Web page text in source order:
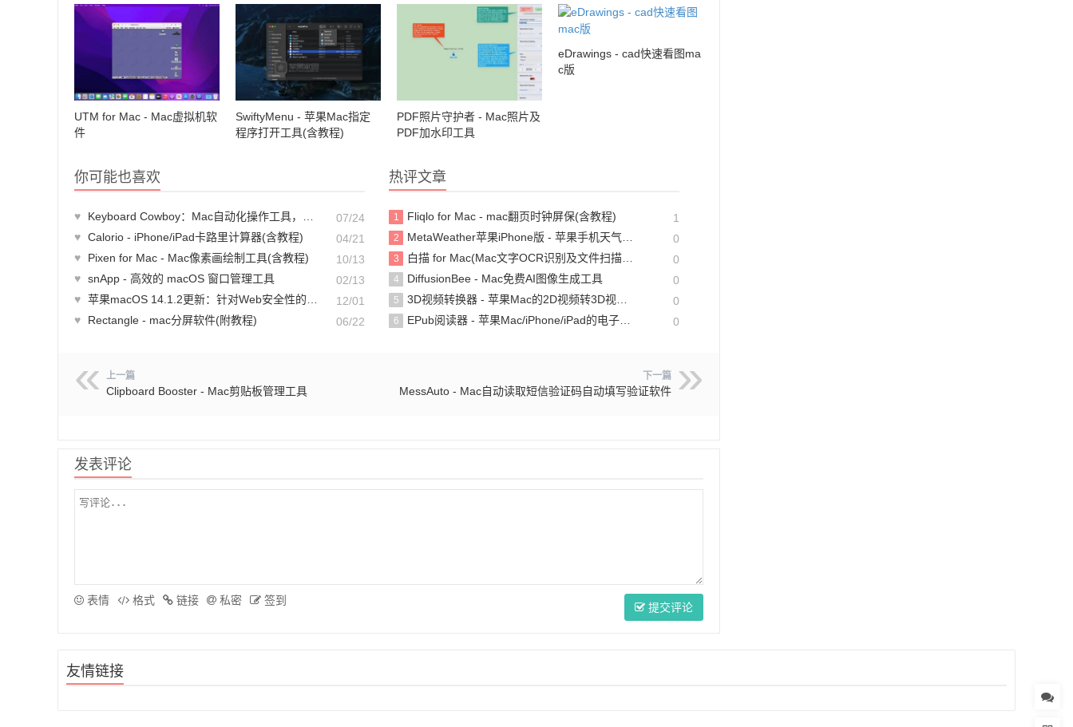
UTM for Mac - Mac虚拟机软
件
SwiftyMenu - 苹果Mac指定
程序打开工具(含教程)
PDF照片守护者 - Mac照片及
PDF加水印工具
eDrawings - cad快速看图ma
c版
你可能也喜欢
♥ Keyboard Cowboy：Mac自动化操作工具，提升macOS生产力
07/24
♥ Calorio - iPhone/iPad卡路里计算器(含教程)
04/21
♥
Pixen for Mac - Mac像素画绘制工具(含教程)
10/13
♥ snApp - 高效的 macOS 窗口管理工具
02/13
♥ 苹果macOS 14.1.2更新：针对Web安全性的重要措施
12/01
♥
Rectangle - mac分屏软件(附教程) 06/22
热评文章
1 Fliqlo for Mac - mac翻页时钟屏保(含教程) 1
2 MetaWeather苹果iPhone版 - 苹果手机天气预报软件 0
3 白描 for Mac(Mac文字OCR识别及文件扫描软件) 0
4 DiffusionBee - Mac免费AI图像生成工具 0
5 3D视频转换器 - 苹果Mac的2D视频转3D视频转换工具(含教程) 0
6 EPub阅读器 - 苹果Mac/iPhone/iPad的电子书阅读器(含教程) 0
上一篇
Clipboard Booster - Mac剪贴板管理工具
下一篇
MessAuto - Mac自动读取短信验证码自动填写验证软件
发表评论
表情 格式 链接 私密 签到
提交评论
友情链接